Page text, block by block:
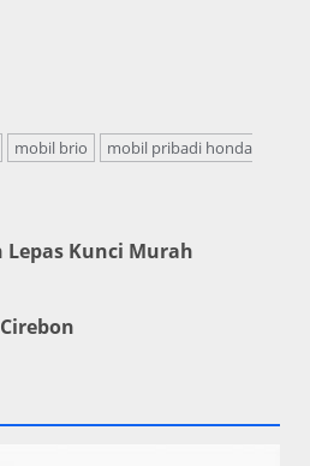
mobil brio
mobil pribadi honda
Kunci Murah